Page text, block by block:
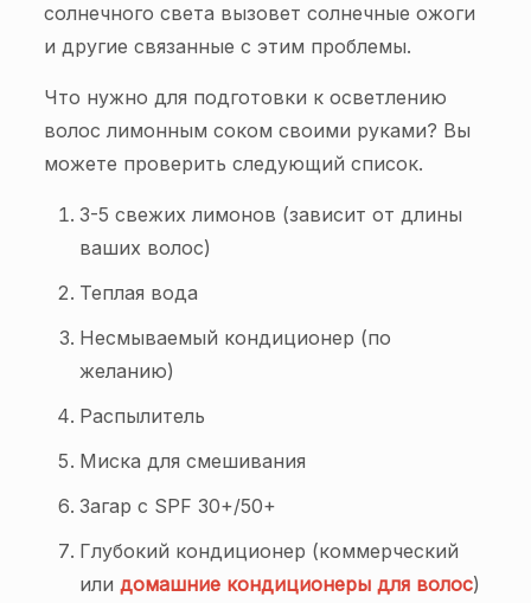
солнечного света вызовет солнечные ожоги
и другие связанные с этим проблемы.
Что нужно для подготовки к осветлению
волос лимонным соком своими руками? Вы
можете проверить следующий список.
3-5 свежих лимонов (зависит от длины
ваших волос)
Теплая вода
Несмываемый кондиционер (по
желанию)
Распылитель
Миска для смешивания
Загар с SPF 30+/50+
Глубокий кондиционер (коммерческий
или домашние кондиционеры для волос)